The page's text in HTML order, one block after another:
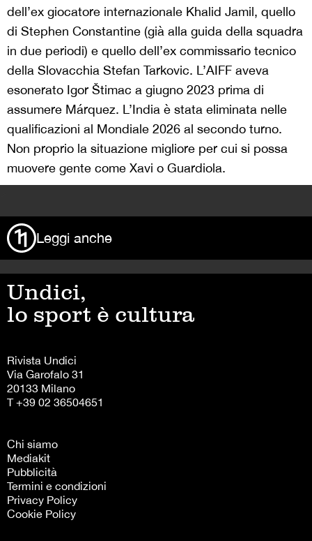
dell’ex giocatore internazionale Khalid Jamil, quello
di Stephen Constantine (già alla guida della squadra
in due periodi) e quello dell’ex commissario tecnico
della Slovacchia Stefan Tarkovic. L’AIFF aveva
esonerato Igor Štimac a giugno 2023 prima di
assumere Márquez. L’India è stata eliminata nelle
qualificazioni al Mondiale 2026 al secondo turno.
Non proprio la situazione migliore per cui si possa
muovere gente come Xavi o Guardiola.
Leggi anche
Undici,
lo sport è cultura
Rivista Undici
Via Garofalo 31
20133 Milano
T +39 02 36504651
Chi siamo
Mediakit
Pubblicità
Termini e condizioni
Privacy Policy
Cookie Policy